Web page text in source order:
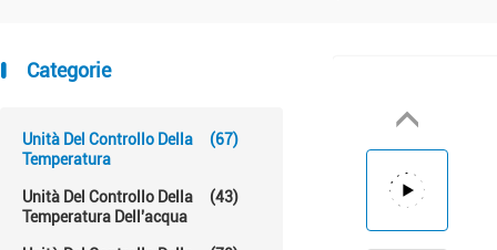
Categorie
Unità Del Controllo Della
Temperatura
(67)
Unità Del Controllo Della
Temperatura Dell'acqua
(43)